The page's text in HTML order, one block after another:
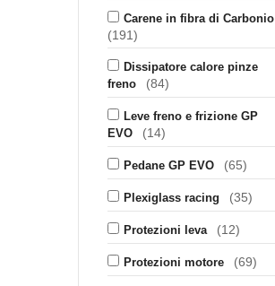
Carene in fibra di Carbonio
(191)
Dissipatore calore pinze
freno
(84)
Leve freno e frizione GP
EVO
(14)
Pedane GP EVO (65)
Plexiglass racing (35)
Protezioni leva (12)
Protezioni motore (69)